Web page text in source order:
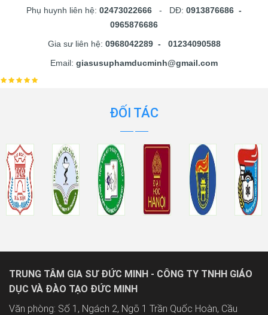
Phụ huynh liên hệ: 02473022666 - DĐ: 0913876686 -
0965876686
Gia sư liên hệ: 0968042289 - 01234090588
Email: giasusuphamducminh@gmail.com
ĐỐI TÁC
TRUNG TÂM GIA SƯ ĐỨC MINH - CÔNG TY TNHH GIÁO
DỤC VÀ ĐÀO TẠO ĐỨC MINH
Văn phòng: Số 1, Ngách 2, Ngõ 1 Trần Quốc Hoàn, Cầu